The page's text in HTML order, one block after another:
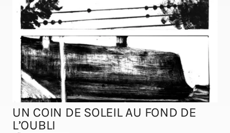
UN COIN DE SOLEIL AU FOND DE
L’OUBLI